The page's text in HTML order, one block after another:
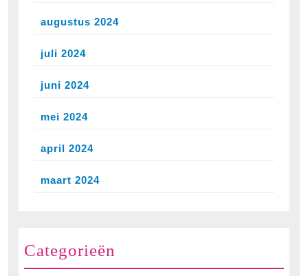
augustus 2024
juli 2024
juni 2024
mei 2024
april 2024
maart 2024
Categorieën